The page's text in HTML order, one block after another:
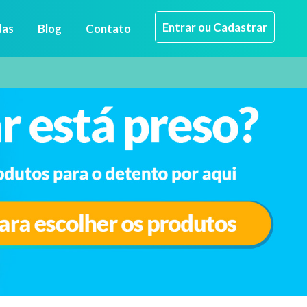
Blog Contato Entrar ou Cadastrar